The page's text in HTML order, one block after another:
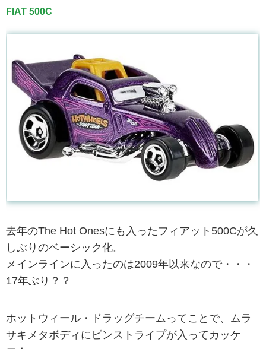
FIAT 500C
去年のThe Hot Onesにも入ったフィアット500Cが久
しぶりのベーシック化。
メインラインに入ったのは2009年以来なので・・・
17年ぶり？？
ホットウィール・ドラッグチームってことで、ムラ
サキメタボディにピンストライプが入ってカッケ